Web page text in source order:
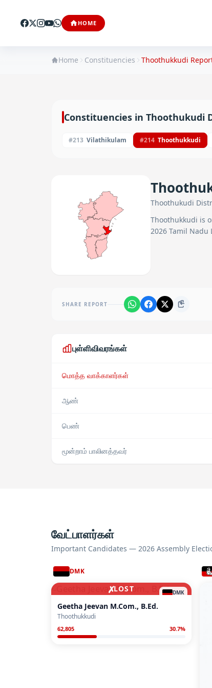
HOME
Home Constituencies Thoothukkudi
Constituencies in Thoothukudi
#213 Vilathikulam #214 Thoothukkudi
Thoothukudi
Thoothukkudi is
2026 Tamil Nadu
SHARE REPORT
புள்ளிவிவரங்கள்
மொத்த வாக்காளர்கள்
ஆண்
பெண்
மூன்றாம் பாலினத்தவர்
வேட்பாளர்கள்
Important Candidates — 2026 Assembly
DMK
✗LOST DMK
Geetha Jeevan M.Com., B.Ed.
Thoothukkudi
62,805 30.7%